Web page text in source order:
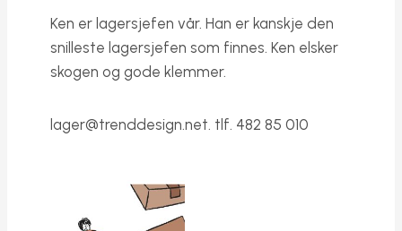
Ken er lagersjefen vår. Han er kanskje den
snilleste lagersjefen som finnes. Ken elsker
skogen og gode klemmer.
lager@trenddesign.net . tlf. 482 85 010